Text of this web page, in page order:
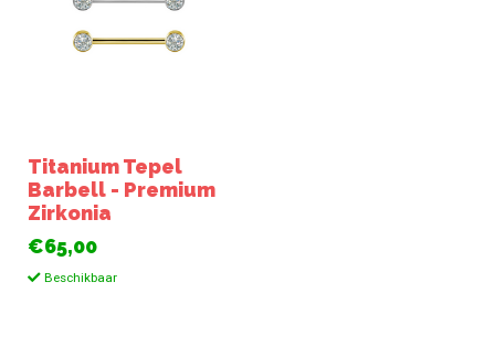
Titanium Tepel
Barbell - Premium
Zirkonia
€65,00
Beschikbaar